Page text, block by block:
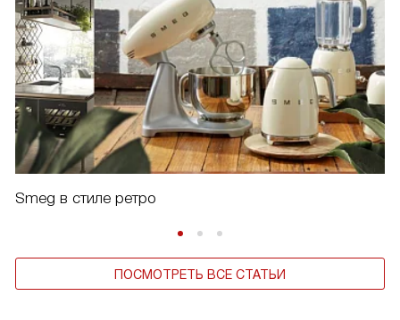
Smeg в стиле ретро
ПОСМОТРЕТЬ ВСЕ СТАТЬИ